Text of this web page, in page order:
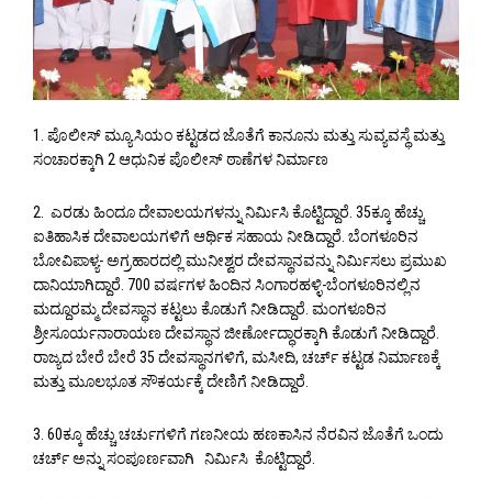
1. ಪೊಲೀಸ್ ಮ್ಯೂಸಿಯಂ ಕಟ್ಟಡದ ಜೊತೆಗೆ ಕಾನೂನು ಮತ್ತು ಸುವ್ಯವಸ್ಥೆ ಮತ್ತು
ಸಂಚಾರಕ್ಕಾಗಿ 2 ಆಧುನಿಕ ಪೊಲೀಸ್ ಠಾಣೆಗಳ ನಿರ್ಮಾಣ
2. ಎರಡು ಹಿಂದೂ ದೇವಾಲಯಗಳನ್ನು ನಿರ್ಮಿಸಿ ಕೊಟ್ಟಿದ್ದಾರೆ. 35ಕ್ಕೂ ಹೆಚ್ಚು
ಐತಿಹಾಸಿಕ ದೇವಾಲಯಗಳಿಗೆ ಆರ್ಥಿಕ ಸಹಾಯ ನೀಡಿದ್ದಾರೆ. ಬೆಂಗಳೂರಿನ
ಬೋವಿಪಾಳ್ಯ- ಅಗ್ರಹಾರದಲ್ಲಿ ಮುನೀಶ್ವರ ದೇವಸ್ಥಾನವನ್ನು ನಿರ್ಮಿಸಲು ಪ್ರಮುಖ
ದಾನಿಯಾಗಿದ್ದಾರೆ. 700 ವರ್ಷಗಳ ಹಿಂದಿನ ಸಿಂಗಾರಹಳ್ಳಿ-ಬೆಂಗಳೂರಿನಲ್ಲಿನ
ಮದ್ದೂರಮ್ಮ ದೇವಸ್ಥಾನ ಕಟ್ಟಲು ಕೊಡುಗೆ ನೀಡಿದ್ದಾರೆ. ಮಂಗಳೂರಿನ
ಶ್ರೀಸೂರ್ಯನಾರಾಯಣ ದೇವಸ್ಥಾನ ಜೀರ್ಣೋದ್ಧಾರಕ್ಕಾಗಿ ಕೊಡುಗೆ ನೀಡಿದ್ದಾರೆ.
ರಾಜ್ಯದ ಬೇರೆ ಬೇರೆ 35 ದೇವಸ್ಥಾನಗಳಿಗೆ, ಮಸೀದಿ, ಚರ್ಚ್ ಕಟ್ಟಡ ನಿರ್ಮಾಣಕ್ಕೆ
ಮತ್ತು ಮೂಲಭೂತ ಸೌಕರ್ಯಕ್ಕೆ ದೇಣಿಗೆ ನೀಡಿದ್ದಾರೆ.
3. 60ಕ್ಕೂ ಹೆಚ್ಚು ಚರ್ಚುಗಳಿಗೆ ಗಣನೀಯ ಹಣಕಾಸಿನ ನೆರವಿನ ಜೊತೆಗೆ ಒಂದು
ಚರ್ಚ್ ಅನ್ನು ಸಂಪೂರ್ಣವಾಗಿ ನಿರ್ಮಿಸಿ ಕೊಟ್ಟಿದ್ದಾರೆ.